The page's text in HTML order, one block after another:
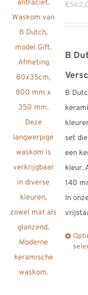
€
B
B
set
een
kleur.
140
In